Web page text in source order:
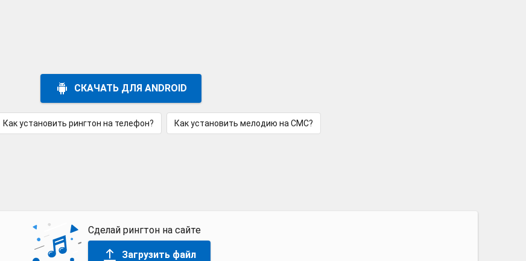
СКАЧАТЬ ДЛЯ ANDROID
Как установить рингтон на телефон? Как установить мелодию на СМС?
Сделай рингтон на сайте
Загрузить файл